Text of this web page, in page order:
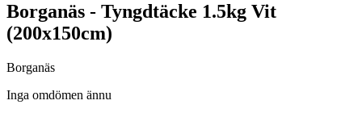
Borganäs - Tyngdtäcke 1.5kg Vit
(200x150cm)
Borganäs
Inga omdömen ännu